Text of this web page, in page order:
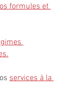
formules et
.
services à la